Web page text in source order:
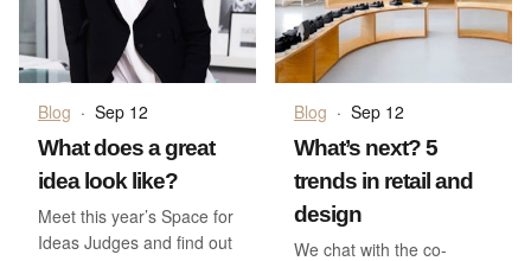
Blog · Sep 12
What does a great
idea look like?
Meet this year’s Space for
Ideas Judges and find out
Blog · Sep 12
What’s next? 5
trends in retail and
design
We chat with the co-